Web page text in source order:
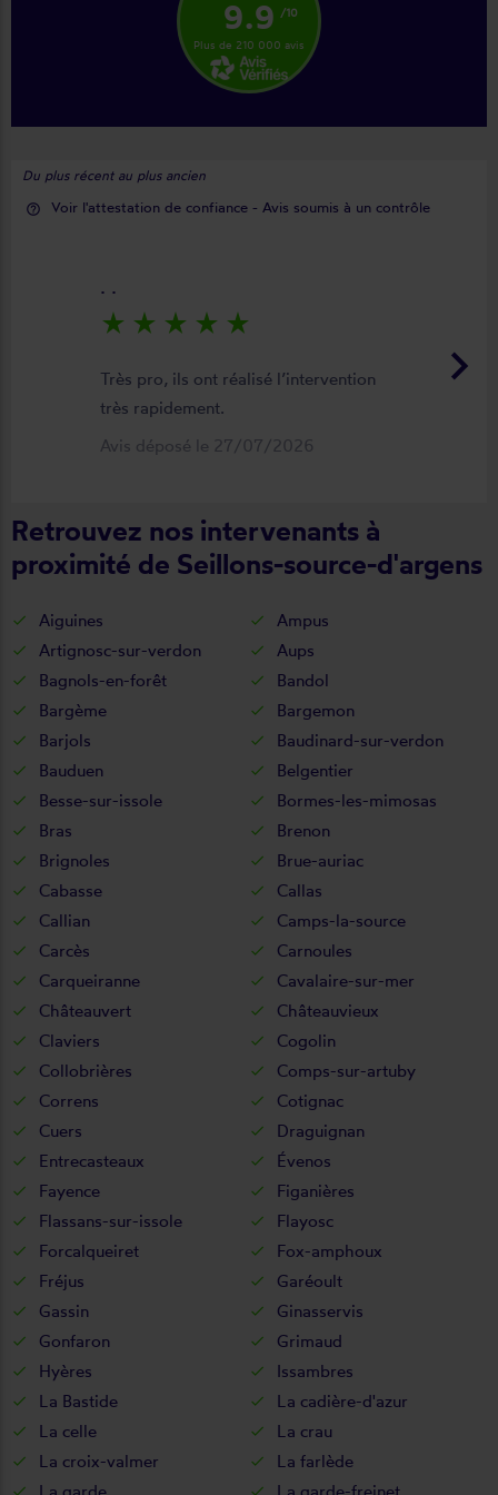
9.9 /10
Plus de 210 000 avis
Du plus récent au plus ancien
help_outline Voir l'attestation de confiance - Avis soumis à un contrôle
keyboard_arrow_right
. .
star_rate star_rate star_rate star_rate star_rate
Très pro, ils ont réalisé l’intervention
très rapidement.
Avis déposé le 27/07/2026
Retrouvez nos intervenants à
proximité de Seillons-source-d'argens
Aiguines
Ampus
Artignosc-sur-verdon
Aups
Bagnols-en-forêt
Bandol
Bargème
Bargemon
Barjols
Baudinard-sur-verdon
Bauduen
Belgentier
Besse-sur-issole
Bormes-les-mimosas
Bras
Brenon
Brignoles
Brue-auriac
Cabasse
Callas
Callian
Camps-la-source
Carcès
Carnoules
Carqueiranne
Cavalaire-sur-mer
Châteauvert
Châteauvieux
Claviers
Cogolin
Collobrières
Comps-sur-artuby
Correns
Cotignac
Cuers
Draguignan
Entrecasteaux
Évenos
Fayence
Figanières
Flassans-sur-issole
Flayosc
Forcalqueiret
Fox-amphoux
Fréjus
Garéoult
Gassin
Ginasservis
Gonfaron
Grimaud
Hyères
Issambres
La Bastide
La cadière-d'azur
La celle
La crau
La croix-valmer
La farlède